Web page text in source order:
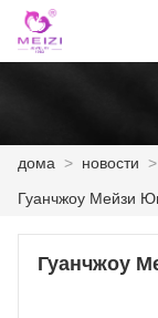
ДОМА
ПРОДУКТЫ
дома > новости >
Гуанчжоу Мейзи
Гуанчжоу